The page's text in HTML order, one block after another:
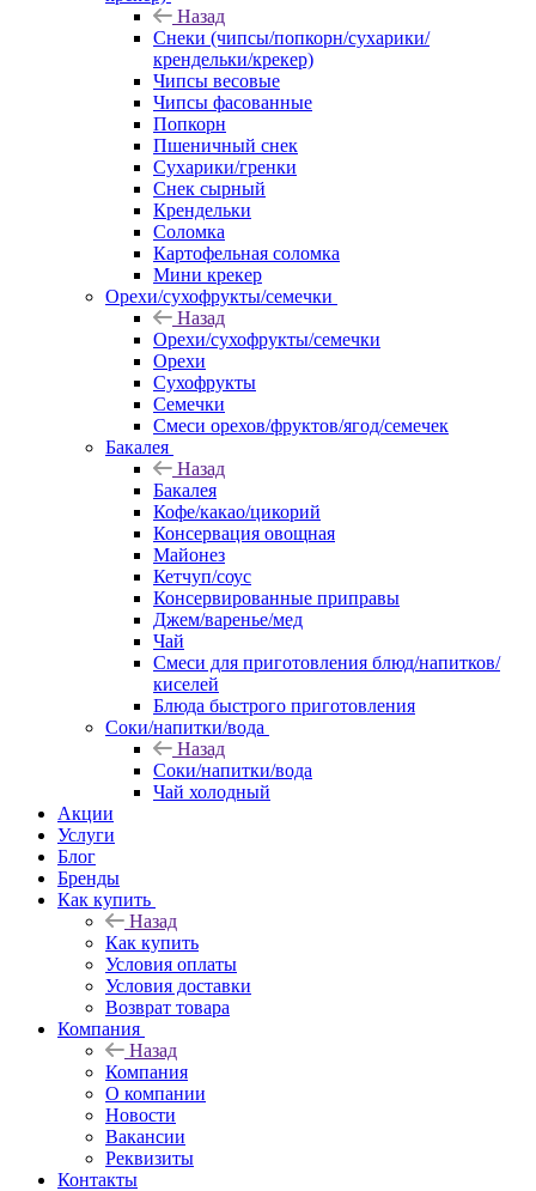
Назад
Снеки (чипсы/попкорн/сухарики/
крендельки/крекер)
Чипсы весовые
Чипсы фасованные
Попкорн
Пшеничный снек
Сухарики/гренки
Снек сырный
Крендельки
Соломка
Картофельная соломка
Мини крекер
Орехи/сухофрукты/семечки
Назад
Орехи/сухофрукты/семечки
Орехи
Сухофрукты
Семечки
Смеси орехов/фруктов/ягод/семечек
Бакалея
Назад
Бакалея
Кофе/какао/цикорий
Консервация овощная
Майонез
Кетчуп/соус
Консервированные приправы
Джем/варенье/мед
Чай
Смеси для приготовления блюд/напитков/
киселей
Блюда быстрого приготовления
Соки/напитки/вода
Назад
Соки/напитки/вода
Чай холодный
Акции
Услуги
Блог
Бренды
Как купить
Назад
Как купить
Условия оплаты
Условия доставки
Возврат товара
Компания
Назад
Компания
О компании
Новости
Вакансии
Реквизиты
Контакты